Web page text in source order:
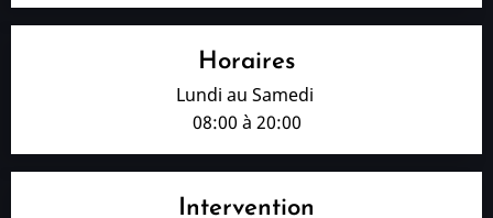
Horaires
Lundi au Samedi
08:00 à 20:00
Intervention